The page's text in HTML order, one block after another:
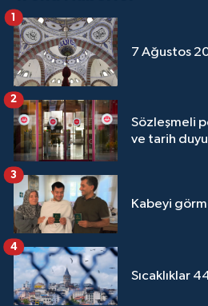
7 Ağustos
1
Sözleşmeli
ve tarih
2
Kabeyi
3
Sıcaklıklar
4
Sakarya Müftülüğü
Samsun Müftülüğü
Siirt Müftülüğü
Sivas Müftülüğü
Şanlıurfa Müftülüğü
Şırnak Müftülüğü